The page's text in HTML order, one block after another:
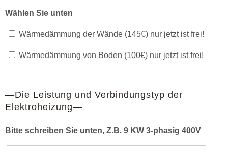
Wählen Sie unten
Wärmedämmung der Wände (145€) nur jetzt ist frei!
Wärmedämmung von Boden (100€) nur jetzt ist frei!
—Die Leistung und Verbindungstyp der
Elektroheizung—
Bitte schreiben Sie unten, Z.B. 9 KW 3-phasig 400V